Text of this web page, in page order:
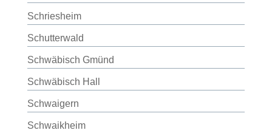
Schriesheim
Schutterwald
Schwäbisch Gmünd
Schwäbisch Hall
Schwaigern
Schwaikheim